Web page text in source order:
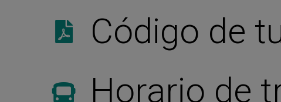
Código de
Horario de